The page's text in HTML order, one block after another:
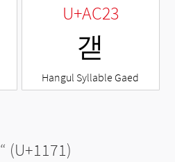
U+AC23
갣
Hangul Syllable Gaed
“ (U+1171)